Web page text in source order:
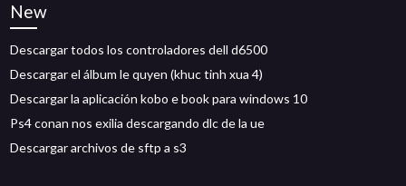
New
Descargar todos los controladores dell d6500
Descargar el álbum le quyen (khuc tinh xua 4)
Descargar la aplicación kobo e book para windows 10
Ps4 conan nos exilia descargando dlc de la ue
Descargar archivos de sftp a s3